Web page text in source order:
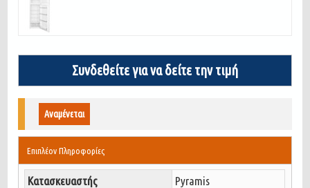
Συνδεθείτε για να δείτε την τιμή
Αναμένεται
Επιπλέον Πληροφορίες
Κατασκευαστής
Pyramis